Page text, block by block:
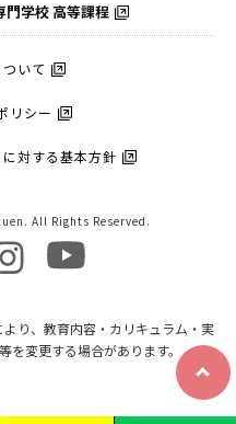
門学校 高等課程
いて
リシー
対する基本方針
All Rights Reserved.
り、教育内容・カリキュラム・実
変更する場合があります。